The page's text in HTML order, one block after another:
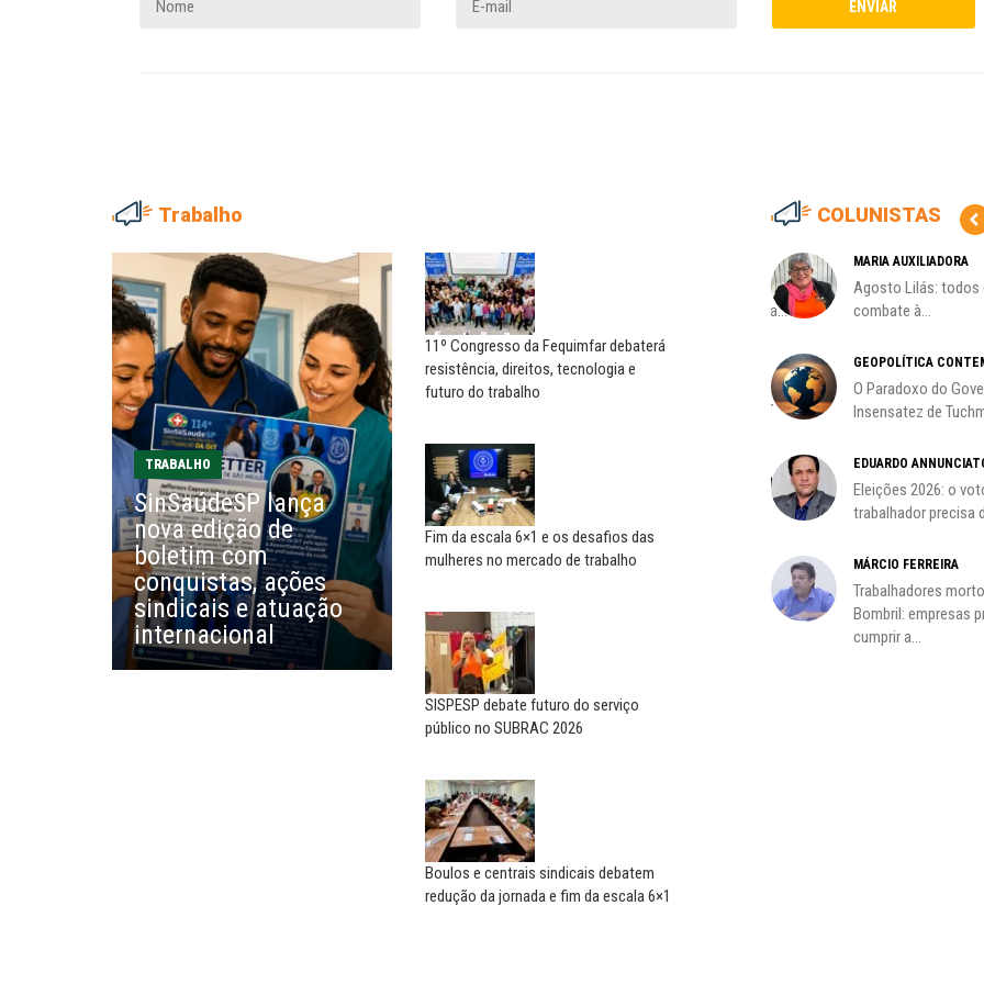
Trabalho
TRABALHO
SinSaúdeSP lança
nova edição de
boletim com
conquistas, ações
sindicais e atuação
internacional
11º Congresso da Fequimfar debaterá
resistência, direitos, tecnologia e
futuro do trabalho
Fim da escala 6×1 e os desafios das
mulheres no mercado de trabalho
SISPESP debate futuro do serviço
público no SUBRAC 2026
Boulos e centrais sindicais debatem
redução da jornada e fim da escala 6×1
COLUNISTAS
MÁRCIA CALDAS
Pressão pelo fim da 6×1
continua no recesso...
CLEMENTE GANZ LÚCIO
O que os trabalhadores
pensam sobre
desenvolvimento; por...
REFLEXÕES EM SÉRIE
Lockerbie e o atentado ao voo
Pan Am...
ALEX SARATT
​O VAR dos Eduardos
impacto do salário mínimo na...
JOÃO GUILHERME VARGAS
NETTO
Candidatos a deputados; por
SERGIO LUIZ LEITE (SERGINHO)
responsabilidade de todos
MARIA AUXILIADORA
Agosto Lilás: todos
combate à...
GEOPOLÍTICA
O Paradoxo do
Insensatez de
EDUARDO
Eleições 2026: o
trabalhador precisa
MÁRCIO FERREIRA
Trabalhadores
Bombril: empresas
cumprir a...